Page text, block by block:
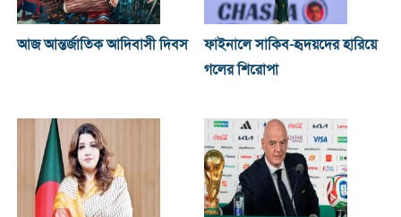
আজ আন্তর্জাতিক আদিবাসী দিবস
ফাইনালে সাকিব-হৃদয়দের হারিয়ে
গলের শিরোপা